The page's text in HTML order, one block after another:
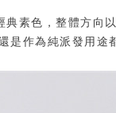
典素色，整體方向
是作為純派發用途